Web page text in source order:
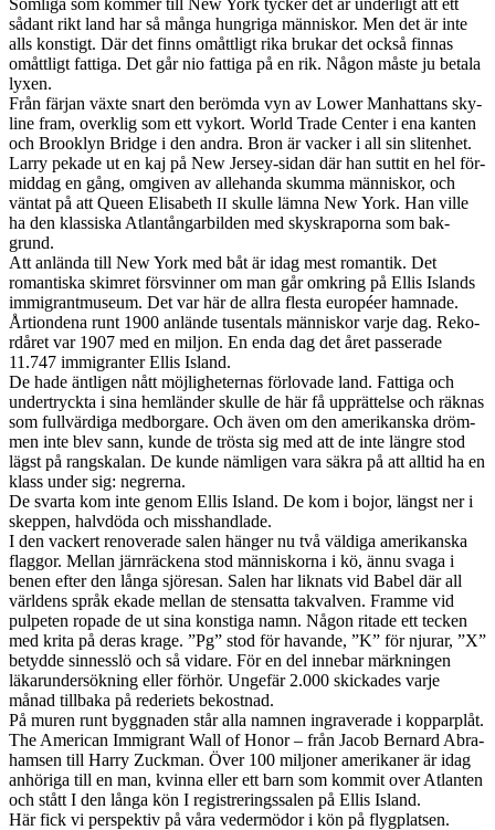
sådant rikt land har så många hun­griga män­niskor. Men det är inte
alls kon­stigt. Där det finns omåt­tligt rika brukar det också finnas
omåt­tligt fat­tiga. Det går nio fat­tiga på en rik. Någon måste ju betala
lyxen.
Från fär­jan växte snart den berömda vyn av Lower Man­hat­tans sky­
line fram, overk­lig som ett vykort. World Trade Cen­ter i ena kan­ten
och Brook­lyn Bridge i den andra. Bron är vacker i all sin sliten­het.
Larry pekade ut en kaj på New Jersey-sidan där han sut­tit en hel för­
mid­dag en gång, omgiven av alle­handa skumma män­niskor, och
vän­tat på att Queen Elis­a­beth II skulle lämna New York. Han ville
ha den klas­siska Atlantån­gar­bilden med skyskra­porna som bak­
grund.
Att anlända till New York med båt är idag mest roman­tik. Det
roman­tiska skim­ret försvin­ner om man går omkring på Ellis Islands
immi­grant­mu­seum. Det var här de allra flesta européer ham­nade.
Årtion­dena runt 1900 anlände tusen­tals män­niskor varje dag. Reko­
rdåret var 1907 med en miljon. En enda dag det året passer­ade
11.747 immi­granter Ellis Island.
De hade äntli­gen nått möj­ligheter­nas förlovade land. Fat­tiga och
under­tryckta i sina hem­län­der skulle de här få upprät­telse och räk­nas
som ful­lvärdiga med­bor­gare. Och även om den amerikan­ska dröm­
men inte blev sann, kunde de trösta sig med att de inte län­gre stod
lägst på rangskalan. De kunde näm­li­gen vara säkra på att alltid ha en
klass under sig: negr­erna.
De svarta kom inte genom Ellis Island. De kom i bojor, längst ner i
skep­pen, halvdöda och mis­shand­lade.
I den vack­ert ren­over­ade salen hänger nu två väldiga amerikan­ska
flag­gor. Mel­lan järn­räck­ena stod män­nisko­rna i kö, ännu svaga i
benen efter den långa sjöre­san. Salen har lik­nats vid Babel där all
världens språk ekade mel­lan de sten­satta tak­val­ven. Framme vid
pulpe­ten ropade de ut sina kon­stiga namn. Någon ritade ett tecken
med krita på deras krage. ”Pg” stod för havande, ”K” för nju­rar, ”X”
bety­dde sin­nesslö och så vidare. För en del innebar märknin­gen
läkarun­der­sökn­ing eller förhör. Unge­fär 2.000 skick­ades varje
månad till­baka på red­eri­ets bekost­nad.
På muren runt byg­gnaden står alla nam­nen ingrav­er­ade i kop­parplåt.
The Amer­i­can Immi­grant Wall of Honor – från Jacob Bernard Abra­
ham­sen till Harry Zuck­man. Över 100 miljoner amerikaner är idag
anhöriga till en man, kvinna eller ett barn som kom­mit over Atlanten
och stått I den långa kön I reg­istreringssalen på Ellis Island.
Här fick vi per­spek­tiv på våra ved­er­mö­dor i kön på flygplatsen.